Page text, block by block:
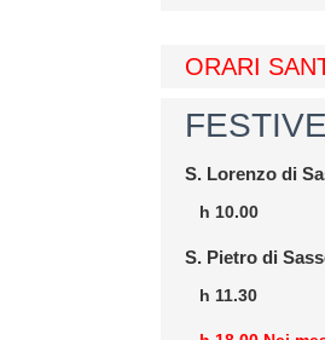
ORARI
FESTIVE
S. Lorenzo di
h 10.00
S. Pietro di
h 11.30